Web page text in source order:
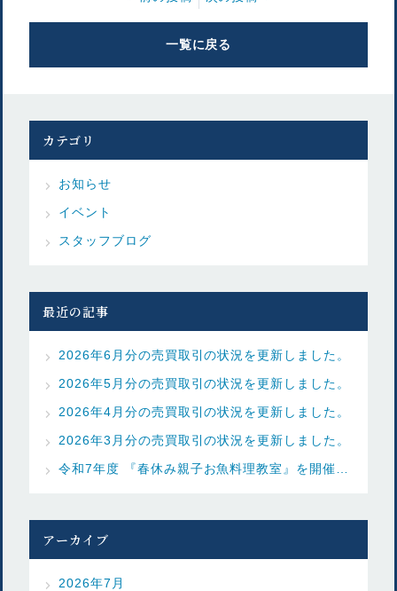
一覧に戻る
カテゴリ
お知らせ
イベント
スタッフブログ
最近の記事
2026年6月分の売買取引の状況を更新しました。
2026年5月分の売買取引の状況を更新しました。
2026年4月分の売買取引の状況を更新しました。
2026年3月分の売買取引の状況を更新しました。
アーカイブ
2026年7月